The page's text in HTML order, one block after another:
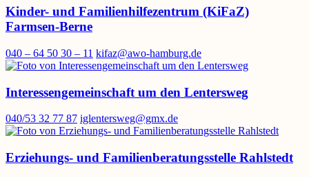
Kinder- und Familienhilfezentrum (KiFaZ)
Farmsen-Berne
040 – 64 50 30 – 11 kifaz@awo-hamburg.de
Interessengemeinschaft um den Lentersweg
040/53 32 77 87 iglentersweg@gmx.de
Erziehungs- und Familienberatungsstelle Rahlstedt